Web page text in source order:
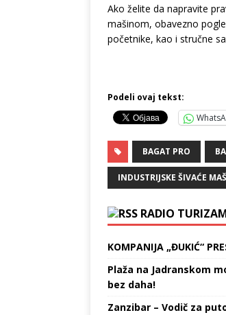
Ako želite da napravite
mašinom, obavezno
početnike, kao i stručne
Podeli ovaj tekst:
BAGAT PRO
INDUSTRIJSKE ŠIVAĆE
RADIO
KOMPANIJA „ĐUKIĆ“
Plaža na Jadranskom
bez daha!
Zanzibar – Vodič za